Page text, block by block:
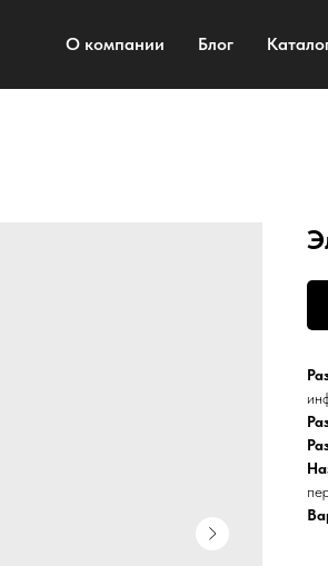
О компании Блог